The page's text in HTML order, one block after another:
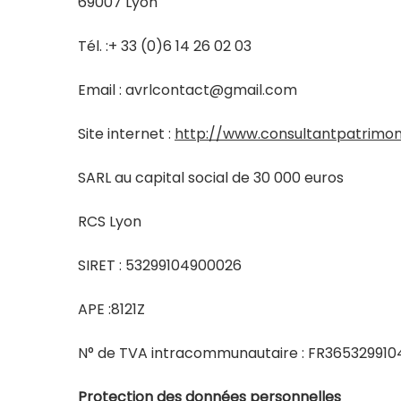
Tél. :+ 33 (0)6 14 26 02 03
Email : avrlcontact@gmail.com
Site internet : http://
SARL au capital social de 30 000 euros
RCS Lyon
SIRET : 53299104900026
APE :8121Z
N° de TVA intracommunautaire :